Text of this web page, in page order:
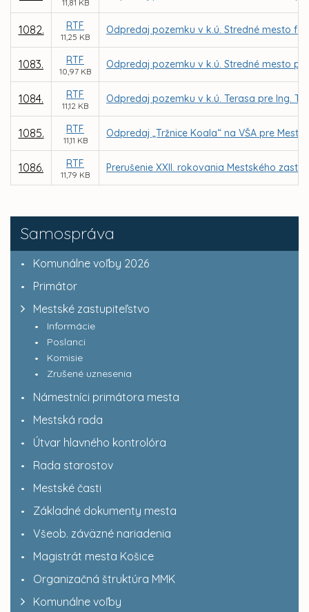
Samospráva
Komunálne voľby 2026
Primátor
Mestské zastupiteľstvo
Informácie
Poslanci
Komisie
Zrušené uznesenia
Námestníci primátora mesta
Mestská rada
Útvar hlavného kontrolóra
Rada starostov
Mestské časti
Základné dokumenty mesta
Všeob. záväzné nariadenia
Magistrát mesta Košice
Organizačná štruktúra MMK
Komunálne voľby
11,81 KB
1082. RTF
11,25 KB
Odpredaj pozemku v k.ú. Stredné mesto
1083. RTF
10,97 KB
Odpredaj pozemku v k.ú. Stredné mesto
1084. RTF
11,12 KB
Odpredaj pozemku v k.ú. Terasa pre Ing.
1085. RTF
11,11 KB
Odpredaj „Tržnice Koala“ na VŠA pre
1086. RTF
11,79 KB
Prerušenie XXII. rokovania Mestského